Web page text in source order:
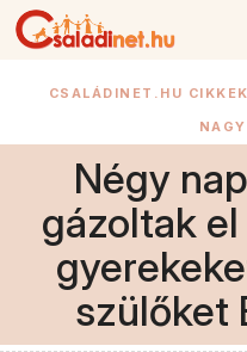
CSALÁDINET.HU CIKKEK
Négy
gázoltak
szülőket